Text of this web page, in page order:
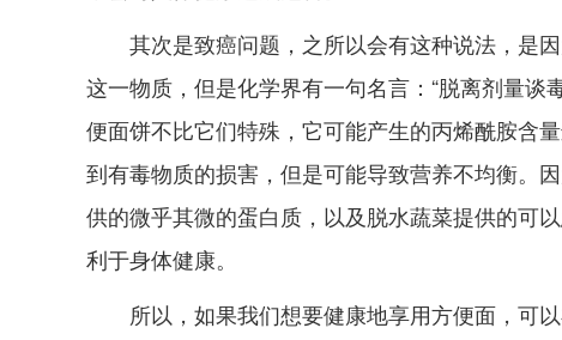
其次是致癌问题，之所以会有这种说法，是
这一物质，但是化学界有一句名言：“脱离剂量
便面饼不比它们特殊，它可能产生的丙烯酰胺含
到有毒物质的损害，但是可能导致营养不均衡。
供的微乎其微的蛋白质，以及脱水蔬菜提供的可
利于身体健康。
所以，如果我们想要健康地享用方便面，可